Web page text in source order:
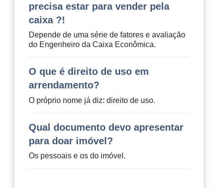
precisa estar para vender pela
caixa ?!
Depende de uma série de fatores e avaliação
do Engenheiro da Caixa Econômica.
O que é direito de uso em
arrendamento?
O próprio nome já diz: direito de uso.
Qual documento devo apresentar
para doar imóvel?
Os pessoais e os do imóvel.